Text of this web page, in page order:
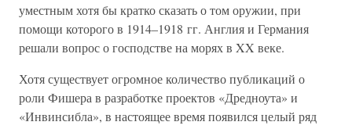
уместным хотя бы кратко сказать о том оружии, при
помощи которого в 1914–1918 гг. Англия и Германия
решали вопрос о господстве на морях в XX веке.
Хотя существует огромное количество публикаций о
роли Фишера в разработке проектов «Дредноута» и
«Инвинсибла», в настоящее время появился целый ряд